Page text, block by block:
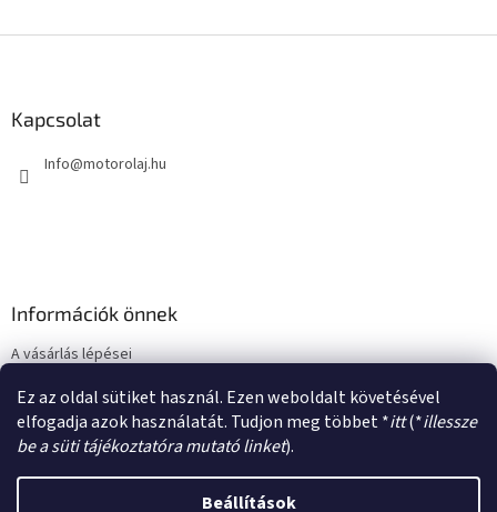
Ez az oldal sütiket használ. Ezen weboldalt követésével
elfogadja azok használatát. Tudjon meg többet *itt(*illessze
be a süti tájékoztatóra mutató linket).
Beállítások
Kapcsolat
Info@motorolaj.hu
Információk önnek
A vásárlás lépései
Adatkezelési tájékoztató